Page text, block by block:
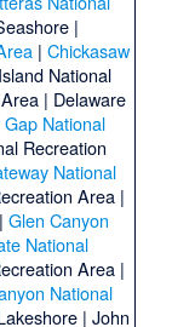
|
| Chickasaw
National
| Delaware
National
Recreation
National
Area |
| Glen Canyon
National
Area |
National
| John